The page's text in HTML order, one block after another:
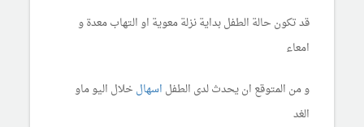
قد تكون حالة الطفل بداية نزلة معوية او التهاب معدة و
امعاء
و من المتوقع ان يحدث لدى الطفل اسهال خلال اليو ماو
الغد